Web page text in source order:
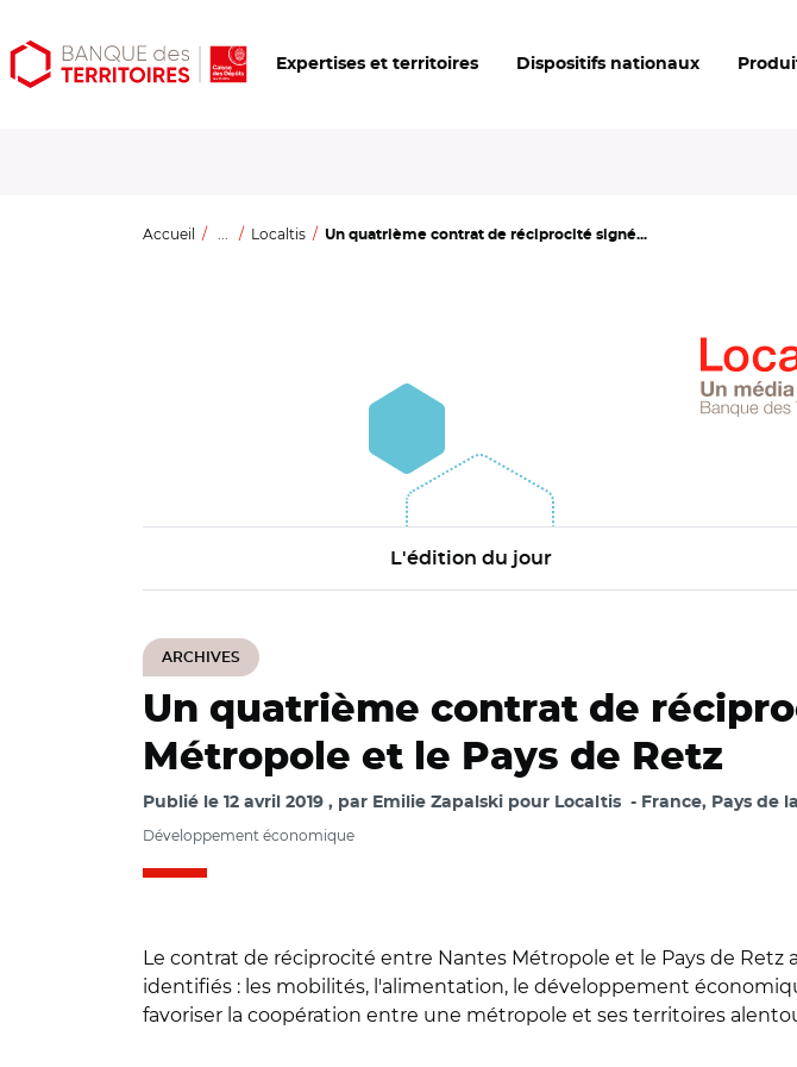
Aller
au
Aller
au
Ouvrir
les
Expertises et territoires Dispositifs nationaux
Accueil ... Localtis Un quatrième contrat de réciprocité signé...
L'édition du jour
ARCHIVES
Un quatrième contrat de
Métropole et le Pays de Retz
Publié le 12 avril 2019 par Emilie Zapalski pour Localtis France, Pays de
Développement économique
Le contrat de réciprocité entre Nantes Métropole et le Pays de Retz
identifiés : les mobilités, l'alimentation, le développement
favoriser la coopération entre une métropole et ses territoires